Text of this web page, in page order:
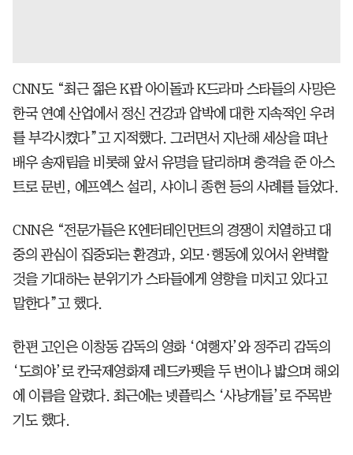
CNN도 “최근 젊은 K팝 아이돌과 K드라마 스타들의 사망은
한국 연예 산업에서 정신 건강과 압박에 대한 지속적인 우려
를 부각시켰다”고 지적했다. 그러면서 지난해 세상을 떠난
배우 송재림을 비롯해 앞서 유명을 달리하며 충격을 준 아스
트로 문빈, 에프엑스 설리, 샤이니 종현 등의 사례를 들었다.
CNN은 “전문가들은 K엔터테인먼트의 경쟁이 치열하고 대
중의 관심이 집중되는 환경과, 외모·행동에 있어서 완벽할
것을 기대하는 분위기가 스타들에게 영향을 미치고 있다고
말한다”고 했다.
한편 고인은 이창동 감독의 영화 ‘여행자’와 정주리 감독의
‘도희야’로 칸국제영화제 레드카펫을 두 번이나 밟으며 해외
에 이름을 알렸다. 최근에는 넷플릭스 ‘사냥개들’로 주목받
기도 했다.